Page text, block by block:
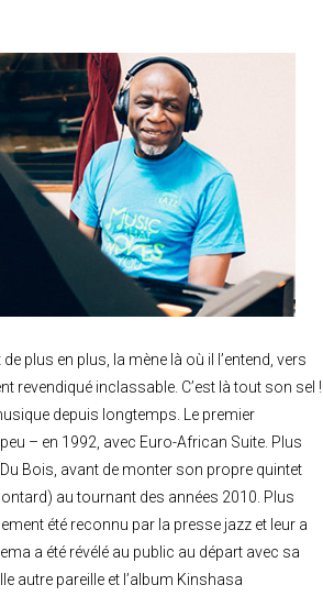
plus en plus, la mène là où il l’entend, vers
revendiqué inclassable. C’est là tout son sel !
depuis longtemps. Le premier
– en 1992, avec Euro-African Suite. Plus
Bois, avant de monter son propre quintet
au tournant des années 2010. Plus
été reconnu par la presse jazz et leur a
a été révélé au public au départ avec sa
autre pareille et l’album Kinshasa